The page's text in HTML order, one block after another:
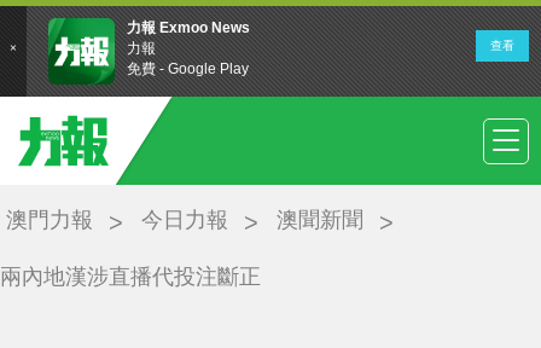
澳門力報 今日力報 澳聞新聞
兩內地漢涉直播代投注斷正